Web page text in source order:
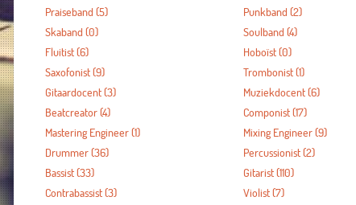
Praiseband (5) Punkband (2)
Skaband (0) Soulband (4)
Fluitist(6) Hoboïst(0)
Saxofonist(9) Trombonist(1)
Gitaardocent(3) Muziekdocent(6)
Beatcreator(4) Componist(17)
Mastering Engineer(1) Mixing Engineer(9)
Drummer(36) Percussionist(2)
Bassist(33) Gitarist(110)
Contrabassist(3) Violist(7)